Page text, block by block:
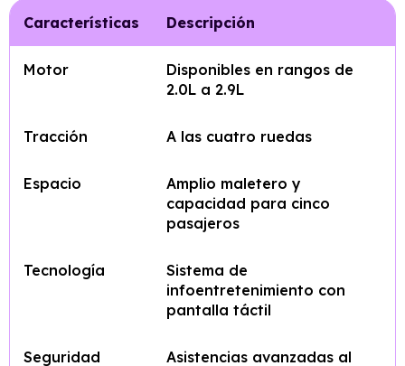
Características Descripción
Motor
Disponibles en rangos de
2.0L a 2.9L
Tracción A las cuatro ruedas
Espacio
Amplio maletero y
capacidad para cinco
pasajeros
Tecnología
Sistema de
infoentretenimiento con
pantalla táctil
Seguridad Asistencias avanzadas al